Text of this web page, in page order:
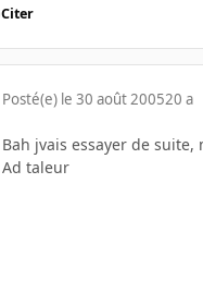
Citer
Posté(e) le 30 août 200520 a
Bah jvais essayer de
Ad taleur